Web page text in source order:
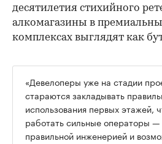
десятилетия стихийного
алкомагазины в
комплексах выглядят как
«Девелоперы уже на стадии
стараются закладывать
использования первых этажей,
работать сильные операторы
правильной инженерией и